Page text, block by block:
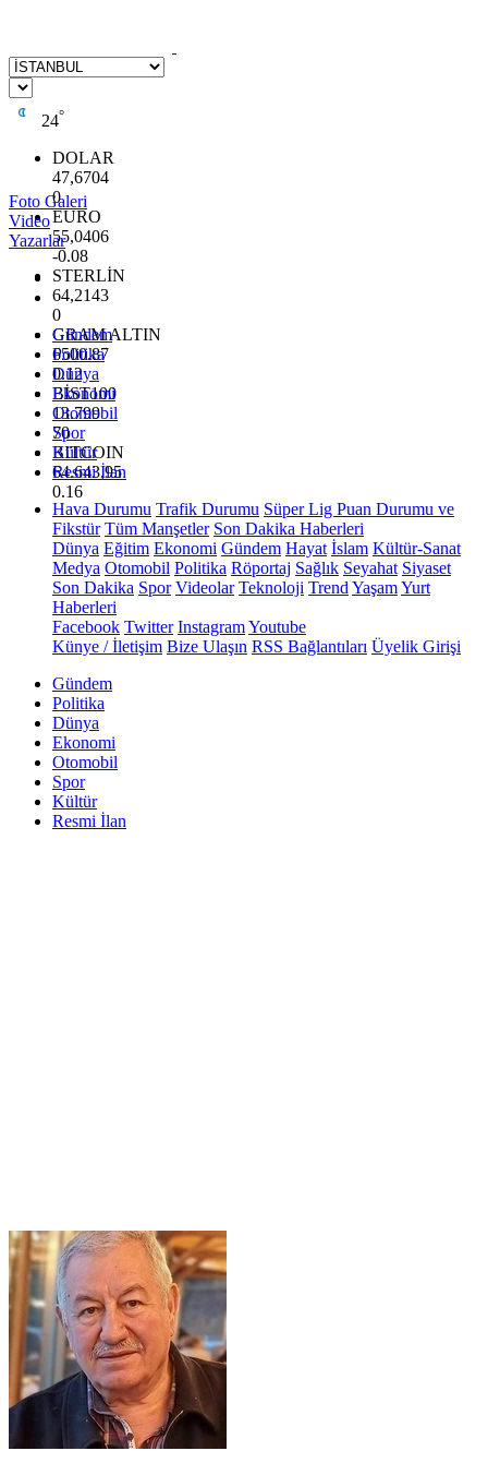
24°
DOLAR
47,6704
0
EURO
55,0406
-0.08
STERLİN
64,2143
0
GRAM ALTIN
6500.87
0.12
BİST100
13.799
70
BITCOIN
64.643,95
0.16
Foto Galeri
Video
Yazarlar
Gündem
Politika
Dünya
Ekonomi
Otomobil
Spor
Kültür
Resmi İlan
Hava Durumu Trafik Durumu Süper Lig Puan Durumu ve
Fikstür Tüm Manşetler Son Dakika Haberleri
Dünya Eğitim Ekonomi Gündem Hayat İslam Kültür-Sanat
Medya Otomobil Politika Röportaj Sağlık Seyahat Siyaset
Son Dakika Spor Videolar Teknoloji Trend YaşamYurt
Haberleri
Facebook Twitter InstagramYoutube
Künye / İletişim Bize Ulaşın RSS Bağlantıları Üyelik Girişi
Gündem
Politika
Dünya
Ekonomi
Otomobil
Spor
Kültür
Resmi İlan